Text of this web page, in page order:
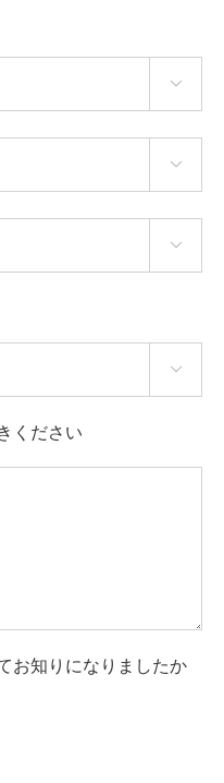




ください
お知りになりましたか